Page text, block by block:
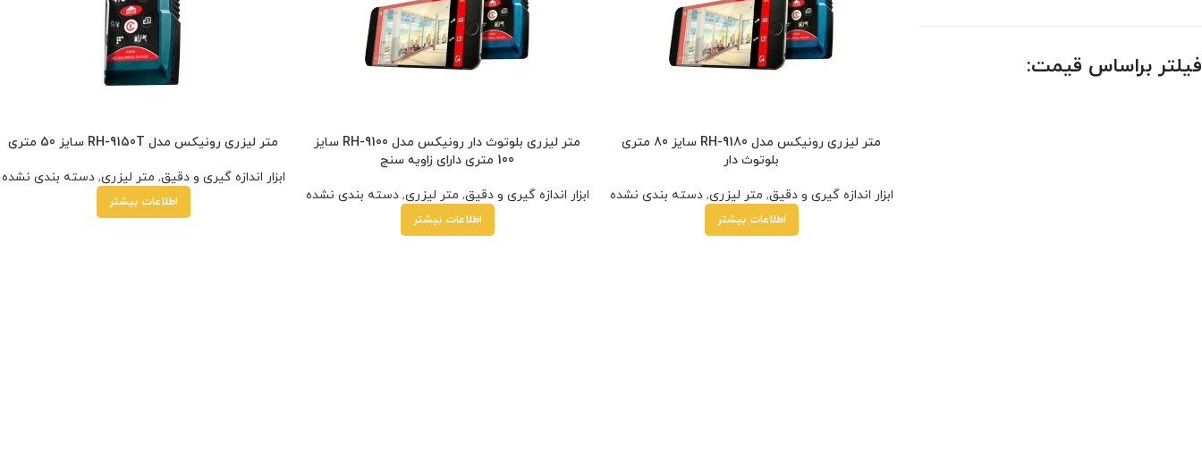
فیلتر براساس قیمت:
متر لیزری رونیکس مدل RH-9180 سایز 80 متری
بلوتوث دار
ابزار اندازه گیری و دقیق, متر لیزری,دسته بندی نشده
اطلاعات بیشتر
متر لیزری بلوتوث دار رونیکس مدل RH-9100 سایز
100 متری دارای زاویه سنج
ابزار اندازه گیری و دقیق, متر لیزری,دسته بندی نشده
اطلاعات بیشتر
متر لیزری رونیکس مدل RH-9150T سایز 50 متری
ابزار اندازه گیری و دقیق, متر لیزری,دسته بندی نشده
اطلاعات بیشتر